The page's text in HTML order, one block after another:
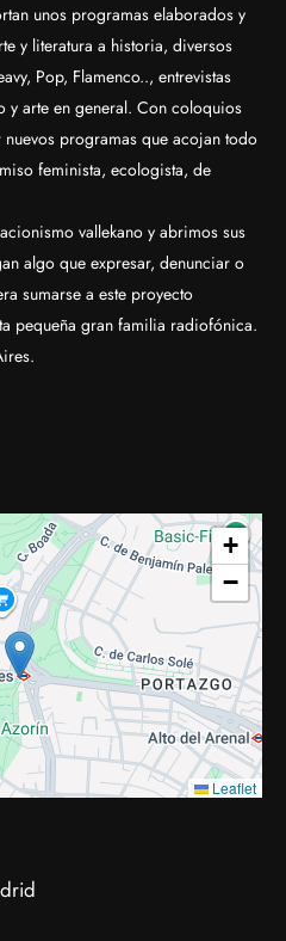
unos programas elaborados y
y literatura a historia, diversos
Pop, Flamenco.., entrevistas
y arte en general. Con coloquios
programas que acojan todo
feminista, ecologista, de
vallekano y abrimos sus
algo que expresar, denunciar o
sumarse a este proyecto
pequeña gran familia radiofónica.
+
−
Leaflet